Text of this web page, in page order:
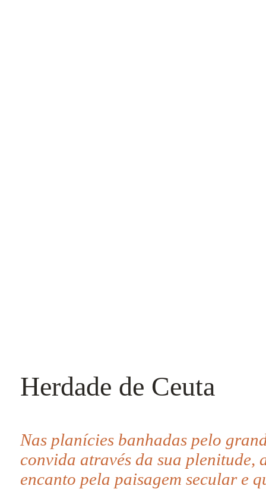
Herdade de Ceuta
Nas planícies banhadas pelo
convida através da sua plenitude,
encanto pela paisagem secular e